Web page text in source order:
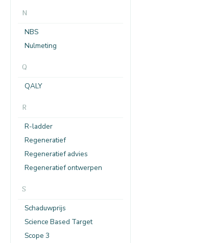
N
NBS
Nulmeting
Q
QALY
R
R-ladder
Regeneratief
Regeneratief advies
Regeneratief ontwerpen
S
Schaduwprijs
Science Based Target
Scope 3